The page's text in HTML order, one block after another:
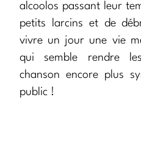
alcoolos passant leur
petits larcins et de
vivre un jour une vie
qui semble rendre
chanson encore plus
public !